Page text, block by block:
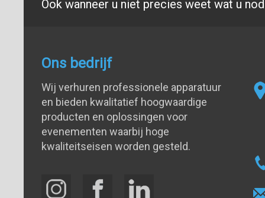
Ook wanneer u niet precies weet wat u
Ons bedrijf
Wij verhuren professionele apparatuur
en bieden kwalitatief hoogwaardige
producten en oplossingen voor
evenementen waarbij hoge
kwaliteitseisen worden gesteld.